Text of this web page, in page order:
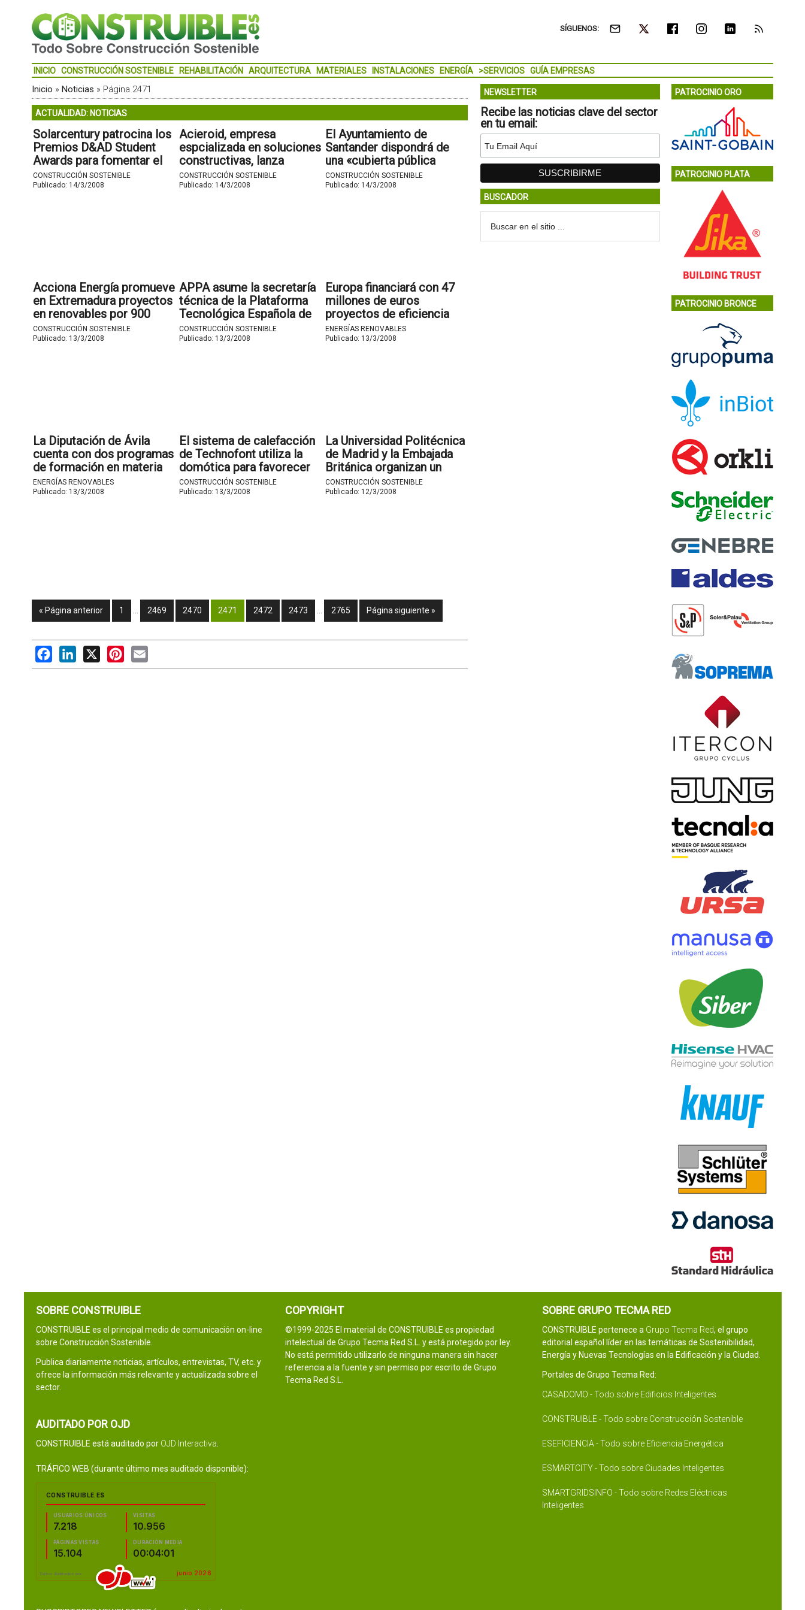
SÍGUENOS:
INICIO CONSTRUCCIÓN SOSTENIBLE REHABILITACIÓN ARQUITECTURA MATERIALES INSTALACIONES ENERGÍA >SERVICIOS GUÍA EMPRESAS
Inicio » Noticias » Página 2471
ACTUALIDAD: NOTICIAS
Solarcentury patrocina los
Premios D&AD Student
Awards para fomentar el
uso de la energía solar.
CONSTRUCCIÓN SOSTENIBLE
Publicado: 14/3/2008
Acieroid, empresa
espcializada en soluciones
constructivas, lanza
ACSOL un nuevo concepto
de cubierta solar
CONSTRUCCIÓN SOSTENIBLE
Publicado: 14/3/2008
El Ayuntamiento de
Santander dispondrá de
una «cubierta pública
verde» para combatir el
cambio climático.
CONSTRUCCIÓN SOSTENIBLE
Publicado: 14/3/2008
Acciona Energía promueve
en Extremadura proyectos
en renovables por 900
millones de euros.
CONSTRUCCIÓN SOSTENIBLE
Publicado: 13/3/2008
APPA asume la secretaría
técnica de la Plataforma
Tecnológica Española de
la Biomasa (BIOPLAT).
CONSTRUCCIÓN SOSTENIBLE
Publicado: 13/3/2008
Europa financiará con 47
millones de euros
proyectos de eficiencia
energética y energías
emergentes.
ENERGÍAS RENOVABLES
Publicado: 13/3/2008
La Diputación de Ávila
cuenta con dos programas
de formación en materia
de energías renovables
para los ciudadanos de la
ENERGÍAS RENOVABLES
Publicado: 13/3/2008
El sistema de calefacción
de Technofont utiliza la
domótica para favorecer
el consumo inteligente y el
ahorro energético.
CONSTRUCCIÓN SOSTENIBLE
Publicado: 13/3/2008
La Universidad Politécnica
de Madrid y la Embajada
Británica organizan un
seminario sobre
Bioenergía.
CONSTRUCCIÓN SOSTENIBLE
Publicado: 12/3/2008
« Página anterior 1 2469 2470 2471 2472 2473 2765 Página siguiente »
FacebookLinkedIn
X PinterestEmail
NEWSLETTER
Recibe las noticias clave del sector
en tu email:
BUSCADOR
PATROCINIO ORO
PATROCINIO PLATA
PATROCINIO BRONCE
SOBRE CONSTRUIBLE
CONSTRUIBLE es el principal medio de comunicación on-line
sobre Construcción Sostenible.
Publica diariamente noticias, artículos, entrevistas, TV, etc. y
ofrece la información más relevante y actualizada sobre el
sector.
AUDITADO POR OJD
CONSTRUIBLE está auditado por OJD Interactiva
TRÁFICO WEB (durante último mes auditado disponible):
COPYRIGHT
©1999-2025 El material de CONSTRUIBLE es propiedad
intelectual de Grupo Tecma Red S.L. y está protegido por ley.
No está permitido utilizarlo de ninguna manera sin hacer
referencia a la fuente y sin permiso por escrito de Grupo
Tecma Red S.L.
SOBRE GRUPO TECMA RED
CONSTRUIBLE pertenece a Grupo Tecma Red, el grupo
editorial español líder en las temáticas de Sostenibilidad,
Energía y Nuevas Tecnologías en la Edificación y la Ciudad.
Portales de Grupo Tecma Red:
CASADOMO - Todo sobre Edificios Inteligentes
CONSTRUIBLE - Todo sobre Construcción Sostenible
ESEFICIENCIA - Todo sobre Eficiencia Energética
ESMARTCITY - Todo sobre Ciudades Inteligentes
SMARTGRIDSINFO - Todo sobre Redes Eléctricas
Inteligentes